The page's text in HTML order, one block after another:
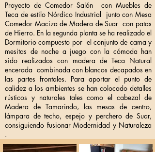
Proyecto de Comedor Salón con Muebles de
Teca de estilo Nórdico Industrial junto con Mesa
Comedor Maciza de Madera de Suar con patas
de Hierro. En la segunda planta se ha realizado el
Dormitorio compuesto por el conjunto de cama y
mesitas de noche a juego con la cómoda han
sido realizados con madera de Teca Natural
encerada combinada con blancos decapados en
las partes frontales. Para aportar el punto de
calidez a los ambientes se han colocado detalles
rústicos y naturales tales como el cabezal de
Madera de Tamarindo, las mesas de centro,
lámpara de techo, espejo y perchero de Suar,
consiguiendo fusionar Modernidad y Naturaleza
.